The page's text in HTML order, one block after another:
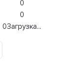
0
0
0Загрузка...